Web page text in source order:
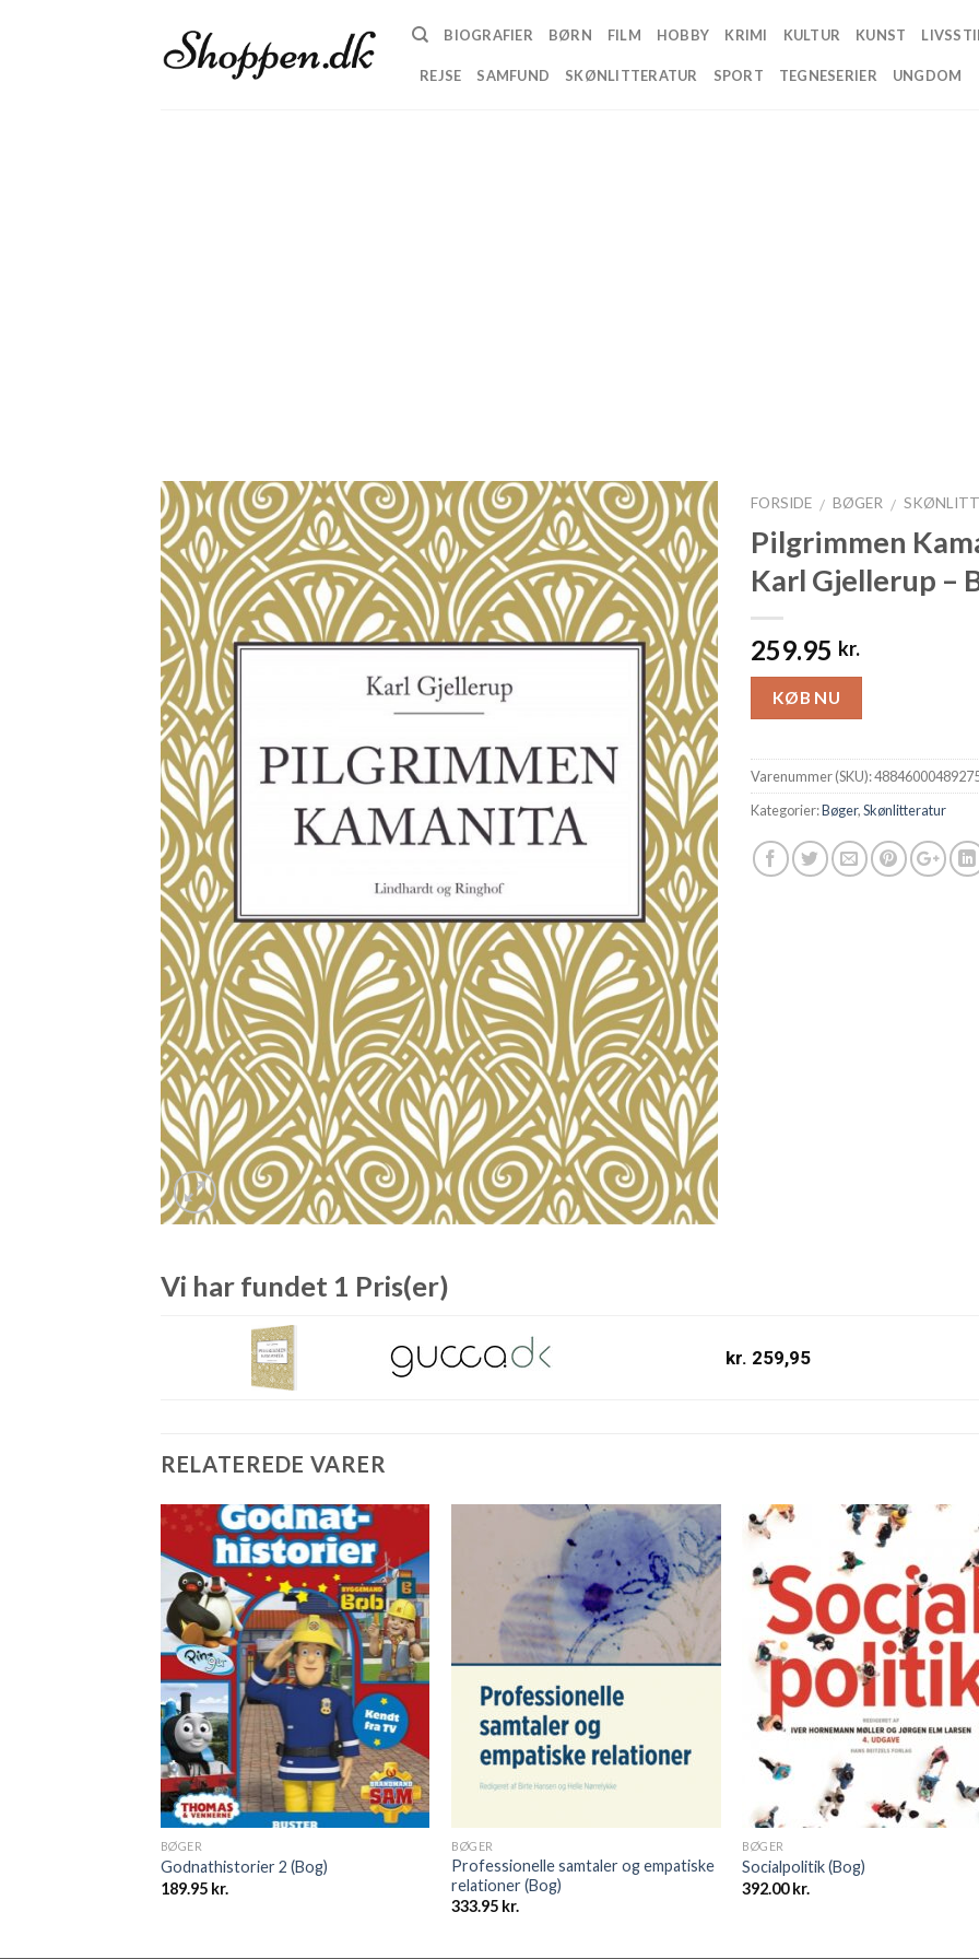
BIOGRAFIER BØRN FILM HOBBY KRIMI KULTUR KUNST
REJSE SAMFUND SKØNLITTERATUR SPORT TEGNESERIER UNGDOM
FORSIDE / BØGER /
Pilgrimmen
Karl Gjellerup –
259.95 kr.
KØB NU
Varenummer (SKU):
Kategorier:Bøger,Skønlitteratur
Vi har fundet 1 Pris(er)
kr. 259,95
RELATEREDE VARER
BØGER
Godnathistorier 2 (Bog)
189.95 kr.
BØGER
Professionelle samtaler og empatiske
relationer (Bog)
333.95 kr.
BØGER
Socialpolitik (Bog)
392.00kr.